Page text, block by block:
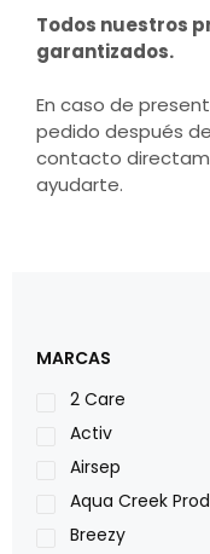
Todos nuestros
garantizados.
En caso de
pedido después
contacto
ayudarte.
MARCAS
2 Care
Activ
Airsep
Aqua Creek
Breezy